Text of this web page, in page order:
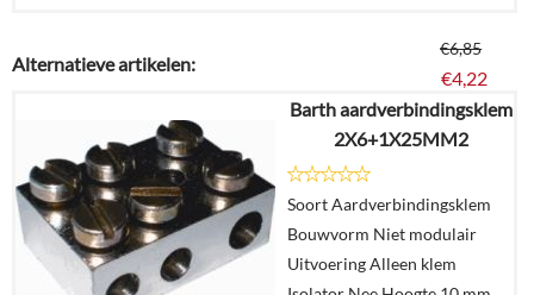
€6,85
€4,22
Details
In
winkelmand
Alternatieve artikelen:
Barth aardverbindingsklem
2X6+1X25MM2
Soort Aardverbindingsklem
Bouwvorm Niet modulair
Uitvoering Alleen klem